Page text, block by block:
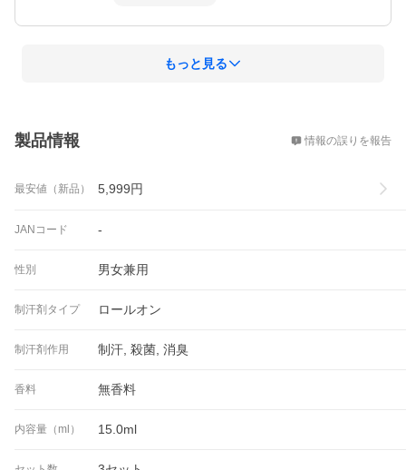
もっと見る
製品情報 情報の誤りを報告
最安値（新品） 5,999円
JANコード -
性別 男女兼用
制汗剤タイプ ロールオン
制汗剤作用 制汗, 殺菌, 消臭
香料 無香料
内容量（ml） 15.0ml